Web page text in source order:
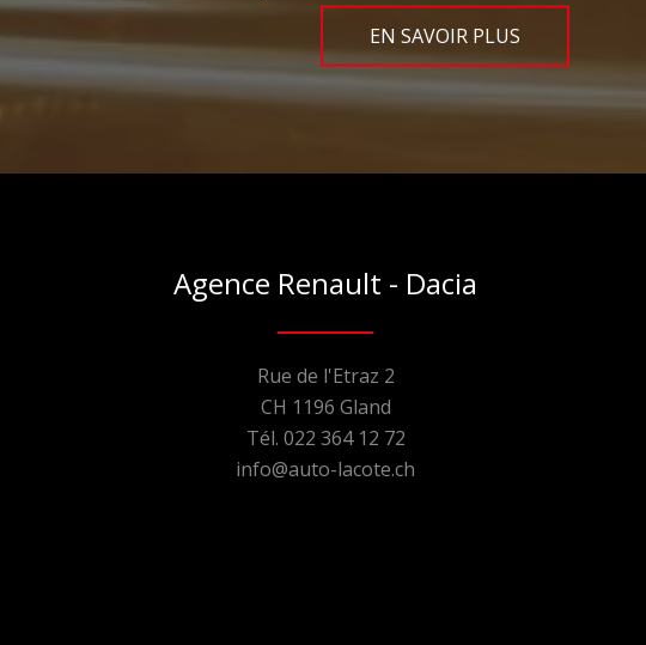
EN SAVOIR PLUS
Agence Renault - Dacia
Rue de l'Etraz 2
CH 1196 Gland
Tél. 022 364 12 72
info@auto-lacote.ch